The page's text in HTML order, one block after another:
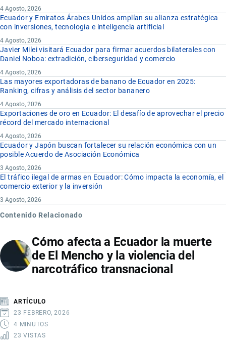
4 Agosto, 2026
Ecuador y Emiratos Árabes Unidos amplían su alianza estratégica
con inversiones, tecnología e inteligencia artificial
4 Agosto, 2026
Javier Milei visitará Ecuador para firmar acuerdos bilaterales con
Daniel Noboa: extradición, ciberseguridad y comercio
4 Agosto, 2026
Las mayores exportadoras de banano de Ecuador en 2025:
Ranking, cifras y análisis del sector bananero
4 Agosto, 2026
Exportaciones de oro en Ecuador: El desafío de aprovechar el precio
récord del mercado internacional
4 Agosto, 2026
Ecuador y Japón buscan fortalecer su relación económica con un
posible Acuerdo de Asociación Económica
3 Agosto, 2026
El tráfico ilegal de armas en Ecuador: Cómo impacta la economía, el
comercio exterior y la inversión
3 Agosto, 2026
Contenido Relacionado
Cómo afecta a Ecuador la muerte
de El Mencho y la violencia del
narcotráfico transnacional
ARTÍCULO
23 FEBRERO, 2026
4 MINUTOS
23 VISTAS